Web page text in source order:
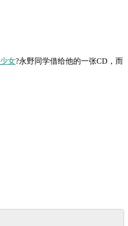
少女?永野同学借给他的一张CD，而